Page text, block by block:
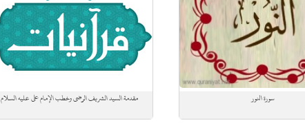
مقدمة السيد الشريف الرضي وخطب الإمام علي عليه السلام سورة النور